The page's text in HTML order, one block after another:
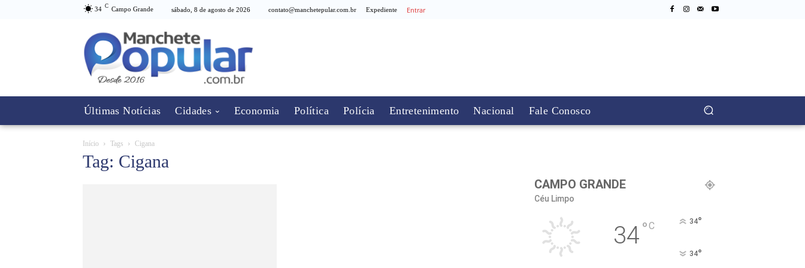
34 C Campo Grande sábado, 8 de agosto de 2026 contato@manchetepular.com.br Expediente Entrar
Últimas Notícias Cidades Economia Política Polícia Entretenimento Nacional Fale Conosco
Início Tags Cigana
Tag: Cigana
CAMPO GRANDE
Céu Limpo
34°C 34°
34°